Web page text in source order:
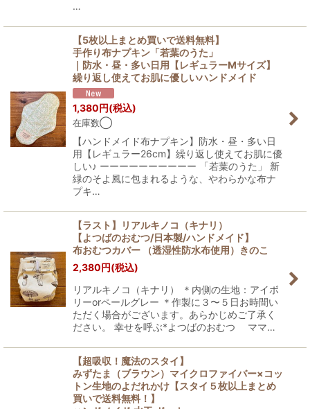
…
【5枚以上まとめ買いで送料無料】
手作り布ナプキン「若葉のうた」
｜防水・昼・多い日用【レギュラーMサイズ】
繰り返し使えてお肌に優しいハンドメイド
1,380円(税込)
在庫数◯
【ハンドメイド布ナプキン】防水・昼・多い日
用【レギュラー26cm】繰り返し使えてお肌に優
しい♪ ーーーーーーーーーー 「若葉のうた」 新
緑のそよ風に包まれるような、やわらかな布ナ
プキ…
【ラスト】リアルキノコ（キナリ）
【よつばのおむつ/日本製/ハンドメイド】
布おむつカバー （透湿性防水布使用）きのこ
2,380円(税込)
リアルキノコ（キナリ） ＊内側の生地：アイボ
リーorペールグレー ＊作製に３〜５日お時間い
ただく場合がございます。あらかじめご了承く
ださい。 幸せを呼ぶ*よつばのおむつ ママ…
【超吸収！魔法のスタイ】
みずたま（ブラウン）マイクロファイバー×コッ
トン生地のよだれかけ【スタイ５枚以上まとめ
買いで送料無料！】